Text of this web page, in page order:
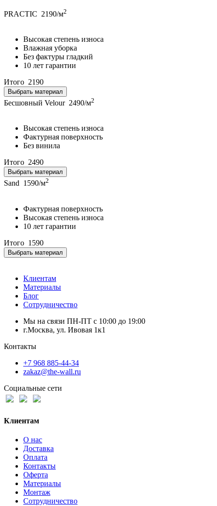
PRACTIC 2190/м2
Высокая степень износа
Влажная уборка
Без фактуры гладкий
10 лет гарантии
Итого 2190
Выбрать материал
Бесшовный Velour 2490/м2
Высокая степень износа
Фактурная поверхность
Без винила
Итого 2490
Выбрать материал
Sand 1590/м2
Фактурная поверхность
Высокая степень износа
10 лет гарантии
Итого 1590
Выбрать материал
Клиентам
Материалы
Блог
Сотрудничество
Мы на связи ПН-ПТ с 10:00 до 19:00
г.Москва, ул. Ивовая 1к1
Контакты
+7 968 885-44-34
zakaz@the-wall.ru
Социальные сети
Клиентам
О нас
Доставка
Оплата
Контакты
Оферта
Материалы
Монтаж
Сотрудничество